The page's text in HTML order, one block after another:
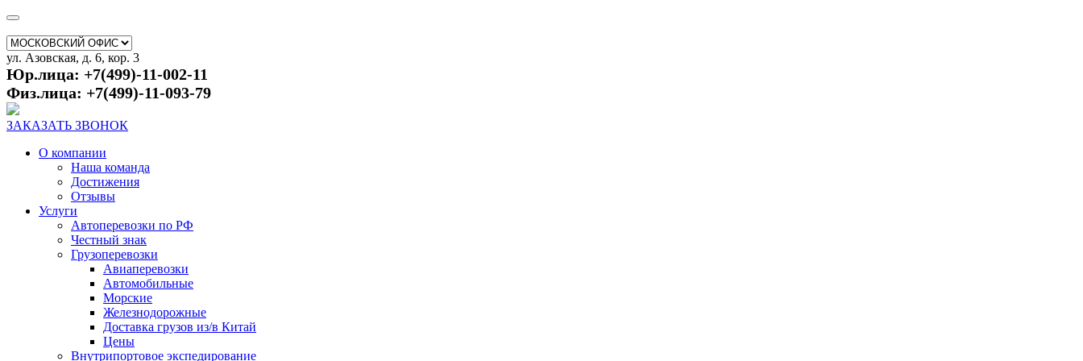
ул. Азовская, д. 6, кор. 3
Юр.лица: +7(499)-11-002-11
Физ.лица: +7(499)-11-093-79
ЗАКАЗАТЬ ЗВОНОК
О компании
Наша команда
Достижения
Отзывы
Услуги
Автоперевозки по РФ
Честный знак
Грузоперевозки
Авиаперевозки
Автомобильные
Морские
Железнодорожные
Доставка грузов из/в Китай
Цены
Внутрипортовое экспедирование